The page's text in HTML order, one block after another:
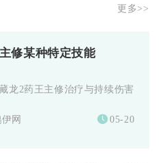
更多>>
修某种特定技能
龙2药王主修治疗与持续伤害（
伊网 05-20